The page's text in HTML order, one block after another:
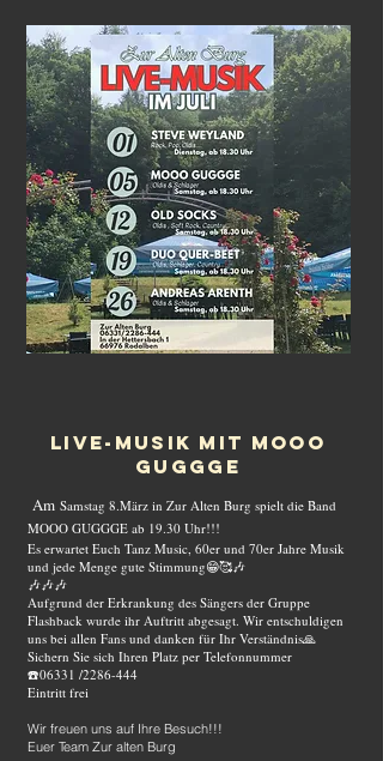
LIVE-MUSIK MIT MOOO
GUGGGE
Am Samstag 8.März in Zur Alten Burg spielt die Band
MOOO GUGGGE ab 19.30 Uhr!!!
Es erwartet Euch Tanz Music, 60er und 70er Jahre Musik
und jede Menge gute Stimmung😁🥰🎶
🎶🎶🎶
Aufgrund der Erkrankung des Sängers der Gruppe
Flashback wurde ihr Auftritt abgesagt. Wir entschuldigen
uns bei allen Fans und danken für Ihr Verständnis🙏
Sichern Sie sich Ihren Platz per Telefonnummer
☎️06331 /2286-444
Eintritt frei
Wir freuen uns auf Ihre Besuch!!!
Euer Team Zur alten Burg